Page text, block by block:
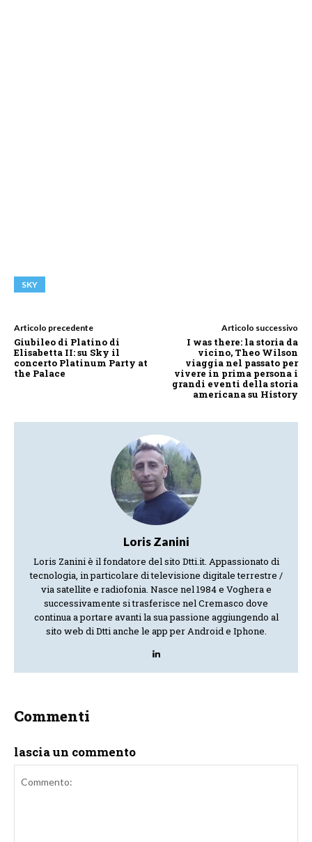
SKY
Articolo precedente
Giubileo di Platino di
Elisabetta II: su Sky il
concerto Platinum Party at
the Palace
Articolo successivo
I was there: la storia da
vicino, Theo Wilson
viaggia nel passato per
vivere in prima persona i
grandi eventi della storia
americana su History
Loris Zanini
Loris Zanini è il fondatore del sito Dtti.it. Appassionato di
tecnologia, in particolare di televisione digitale terrestre /
via satellite e radiofonia. Nasce nel 1984 e Voghera e
successivamente si trasferisce nel Cremasco dove
continua a portare avanti la sua passione aggiungendo al
sito web di Dtti anche le app per Android e Iphone.
Commenti
lascia un commento